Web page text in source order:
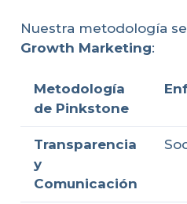
Nuestra metodología
Growth Marketing:
Metodología
de Pinkstone
Transparencia
y
Comunicación